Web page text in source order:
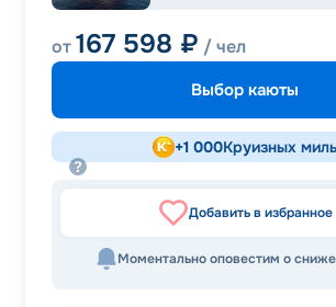
от167 598 ₽ / чел
Выбор каюты
+1 000Круизных миль
Добавить в избранное
Моментально оповестим о